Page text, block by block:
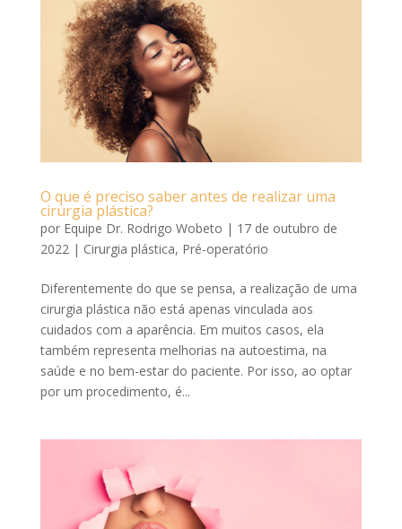
O que é preciso saber antes de realizar uma
cirurgia plástica?
por Equipe Dr. Rodrigo Wobeto | 17 de outubro de
2022| Cirurgia plástica, Pré-operatório
Diferentemente do que se pensa, a realização de uma
cirurgia plástica não está apenas vinculada aos
cuidados com a aparência. Em muitos casos, ela
também representa melhorias na autoestima, na
saúde e no bem-estar do paciente. Por isso, ao optar
por um procedimento, é...